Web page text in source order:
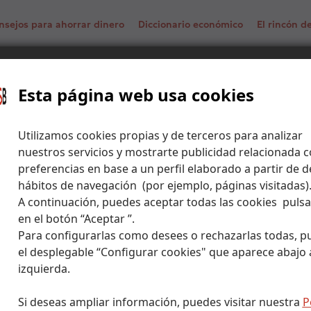
Esta página web usa cookies
Utilizamos cookies propias y de terceros para analizar
nuestros servicios y mostrarte publicidad relacionada
preferencias en base a un perfil elaborado a partir de
hábitos de navegación (por ejemplo, páginas visitadas).
A continuación, puedes aceptar todas las cookies
en el botón “Aceptar ”.
Para configurarlas como desees o rechazarlas todas,
el desplegable “Configurar cookies" que aparece abajo
izquierda.
Si deseas ampliar información, puedes visitar nuestra
para ahorrar dinero Diccionario económico El rincón
hacerte con una cartera enfocada a la economía azul